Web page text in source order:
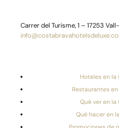
Carrer del Turisme, 1 – 17253
Hoteles en la
Restaurantes
Qué ver en la
Qué hacer en